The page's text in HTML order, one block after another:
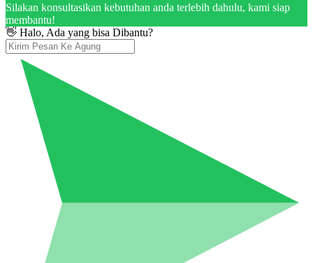
Silakan konsultasikan kebutuhan anda terlebih dahulu, kami siap
membantu!
👋 Halo, Ada yang bisa Dibantu?